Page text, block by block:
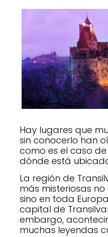
Hay lugares que
sin conocerlo han
como es el caso de
dónde está
La región de
más misteriosas no
sino en toda
capital de
embargo,
muchas leyendas